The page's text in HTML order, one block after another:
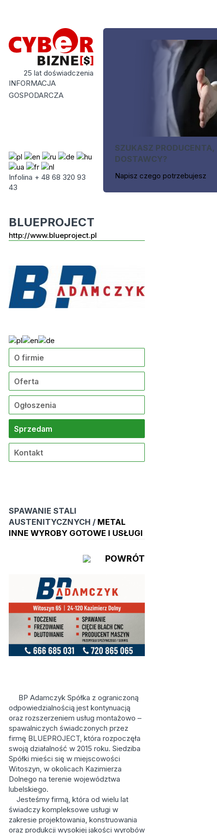
25 lat doświadczenia
INFORMACJA
GOSPODARCZA
Infolina + 48 68 320 93
43
SZUKASZ PRODUCENTA,
DOSTAWCY?
Napisz czego potrzebujesz
BLUEPROJECT
http://www.blueproject.pl
O firmie
Oferta
Ogłoszenia
Sprzedam
Kontakt
SPAWANIE STALI
AUSTENITYCZNYCH / METAL
INNE WYROBY GOTOWE I USŁUGI
POWRÓT
BP Adamczyk Spółka z ograniczoną
odpowiedzialnością jest kontynuacją
oraz rozszerzeniem usług montażowo –
spawalniczych świadczonych przez
firmę BLUEPROJECT, która rozpoczęła
swoją działalność w 2015 roku. Siedziba
Spółki mieści się w miejscowości
Witoszyn, w okolicach Kazimierza
Dolnego na terenie województwa
lubelskiego.
Jesteśmy firmą, która od wielu lat
świadczy kompleksowe usługi w
zakresie projektowania, konstruowania
oraz produkcji wysokiej jakości wyrobów